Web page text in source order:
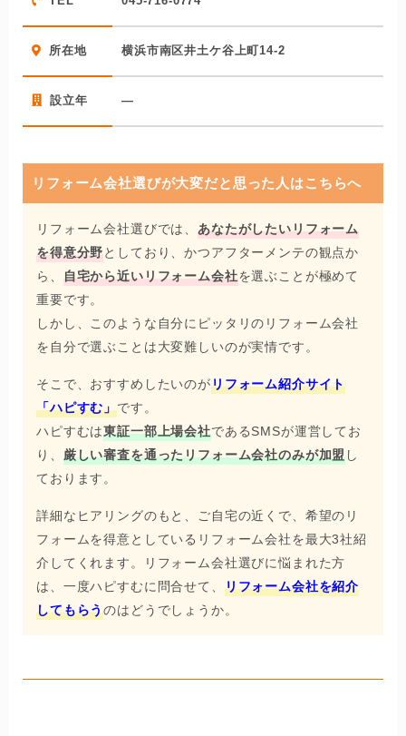
ンもあるとのこと。横浜市南区で内装リフォームを検討し
す。
所在地 横浜市南区井土ケ谷上町14-2
設立年 ―
リフォーム会社選びが大変だと思った人はこちらへ
リフォーム会社選びでは、あなたがしたいリフォーム
を得意分野としており、かつアフターメンテの観点か
ら、 自宅から近いリフォーム会社を選ぶことが極めて
重要です。
しかし、このような自分にピッタリのリフォーム会社
を自分で選ぶことは大変難しいのが実情です。
そこで、おすすめしたいのがリフォーム紹介サイト
「ハピすむ」です。
ハピすむは東証一部上場会社であるSMSが運営してお
り、 厳しい審査を通ったリフォーム会社のみが加盟し
ております。
詳細なヒアリングのもと、ご自宅の近くで、希望のリ
フォームを得意としているリフォーム会社を最大3社紹
介してくれます。リフォーム会社選びに悩まれた方
は、一度ハピすむに問合せて、 リフォーム会社を紹介
してもらうのはどうでしょうか。